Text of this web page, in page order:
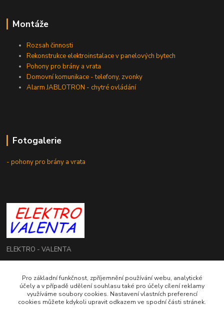
Montáže
Rozsah činnosti
Rekonstrukce elektroinstalace v panelových bytech
Pohony pro brány a vrata
Domovní komunikace - telefony, zvonky
Alarm JABLOTRON - chytré ovládání
Fotogalerie
- pohony pro brány a vrata
ELEKTRO - VALENTA
+420 774 207 980
Po - Pá: 8.00 - 16.00 hod.
Pro základní funkčnost, zpříjemnění používání webu, analytické
účely a v případě udělení souhlasu také pro účely cílení reklamy
využíváme soubory cookies. Nastavení vlastních preferencí
cookies můžete kdykoli upravit odkazem ve spodní části stránek.